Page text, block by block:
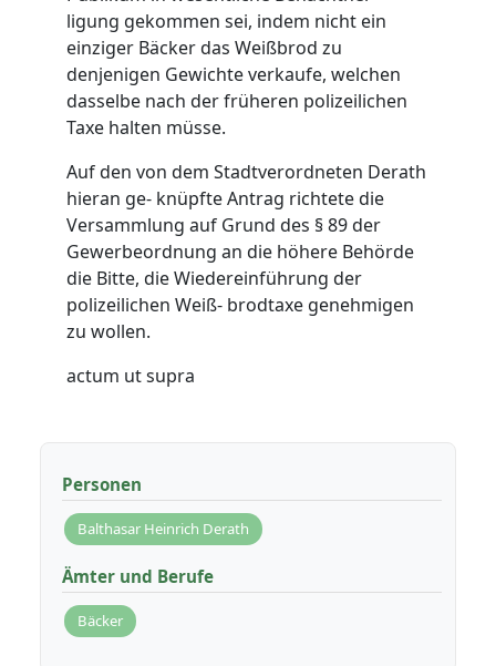
ligung gekommen sei, indem nicht ein
einziger Bäcker das Weißbrod zu
denjenigen Gewichte verkaufe, welchen
dasselbe nach der früheren polizeilichen
Taxe halten müsse.
Auf den von dem Stadtverordneten Derath
hieran ge- knüpfte Antrag richtete die
Versammlung auf Grund des § 89 der
Gewerbeordnung an die höhere Behörde
die Bitte, die Wiedereinführung der
polizeilichen Weiß- brodtaxe genehmigen
zu wollen.
actum ut supra
Personen
Balthasar Heinrich Derath
Ämter und Berufe
Bäcker